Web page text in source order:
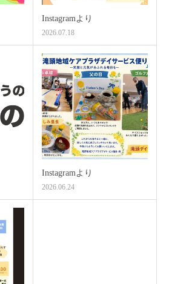
Instagramより
2026.07.18
Instagramより
2026.06.24